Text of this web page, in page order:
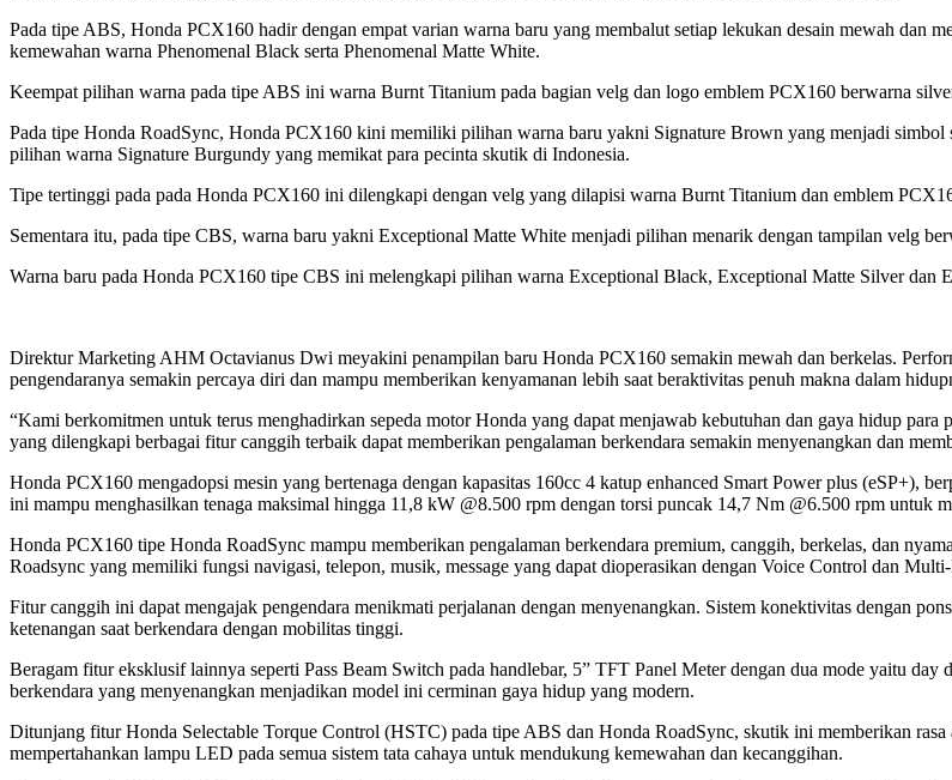
Pada tipe ABS, Honda PCX160 hadir dengan empat varian warna baru yang membalut setiap lekukan desain mewah dan
kemewahan warna Phenomenal Black serta Phenomenal Matte White.
Keempat pilihan warna pada tipe ABS ini warna Burnt Titanium pada bagian velg dan logo emblem PCX160 berwarna
Pada tipe Honda RoadSync, Honda PCX160 kini memiliki pilihan warna baru yakni Signature Brown yang menjadi simbol
pilihan warna Signature Burgundy yang memikat para pecinta skutik di Indonesia.
Tipe tertinggi pada pada Honda PCX160 ini dilengkapi dengan velg yang dilapisi warna Burnt Titanium dan emblem
Sementara itu, pada tipe CBS, warna baru yakni Exceptional Matte White menjadi pilihan menarik dengan tampilan velg
Warna baru pada Honda PCX160 tipe CBS ini melengkapi pilihan warna Exceptional Black, Exceptional Matte Silver dan
Direktur Marketing AHM Octavianus Dwi meyakini penampilan baru Honda PCX160 semakin mewah dan berkelas.
pengendaranya semakin percaya diri dan mampu memberikan kenyamanan lebih saat beraktivitas penuh makna dalam
“Kami berkomitmen untuk terus menghadirkan sepeda motor Honda yang dapat menjawab kebutuhan dan gaya hidup
yang dilengkapi berbagai fitur canggih terbaik dapat memberikan pengalaman berkendara semakin menyenangkan dan
Honda PCX160 mengadopsi mesin yang bertenaga dengan kapasitas 160cc 4 katup enhanced Smart Power plus (eSP+),
ini mampu menghasilkan tenaga maksimal hingga 11,8 kW @8.500 rpm dengan torsi puncak 14,7 Nm @6.500 rpm untuk
Honda PCX160 tipe Honda RoadSync mampu memberikan pengalaman berkendara premium, canggih, berkelas, dan
Roadsync yang memiliki fungsi navigasi, telepon, musik, message yang dapat dioperasikan dengan Voice Control dan
Fitur canggih ini dapat mengajak pengendara menikmati perjalanan dengan menyenangkan. Sistem konektivitas dengan
ketenangan saat berkendara dengan mobilitas tinggi.
Beragam fitur eksklusif lainnya seperti Pass Beam Switch pada handlebar, 5” TFT Panel Meter dengan dua mode yaitu day
berkendara yang menyenangkan menjadikan model ini cerminan gaya hidup yang modern.
Ditunjang fitur Honda Selectable Torque Control (HSTC) pada tipe ABS dan Honda RoadSync, skutik ini memberikan
mempertahankan lampu LED pada semua sistem tata cahaya untuk mendukung kemewahan dan kecanggihan.